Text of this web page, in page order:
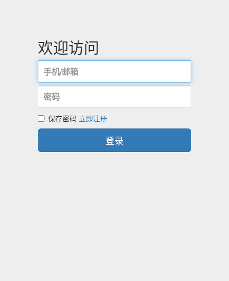
欢迎访问
保存密码 立即注册
登录